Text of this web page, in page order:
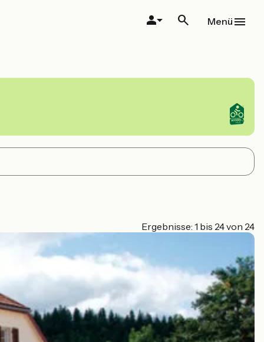
Menü
Ergebnisse: 1 bis 24 von 24